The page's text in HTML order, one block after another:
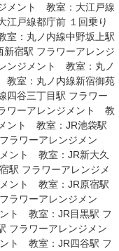
メント 教室：大江戸線
戸線都庁前 １回乗り
：丸ノ内線中野坂上駅
宿駅 フラワーアレンジ
ンジメント 教室：丸ノ
教室：丸ノ内線新宿御苑
四谷三丁目駅 フラワー
ワーアレンジメント 教
ント 教室：JR池袋駅
ラワーアレンジメン
ント 教室：JR新大久
駅 フラワーアレンジメ
ント 教室：JR原宿駅
ラワーアレンジメン
ト 教室：JR目黒駅 フ
フラワーアレンジメン
ト 教室：JR四谷駅 フ